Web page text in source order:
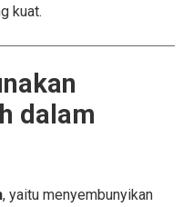
kuat.
dalam
, yaitu menyembunyikan